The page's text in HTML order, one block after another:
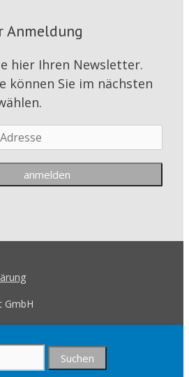
Anmeldung
hier Ihren Newsletter.
können Sie im nächsten
GmbH